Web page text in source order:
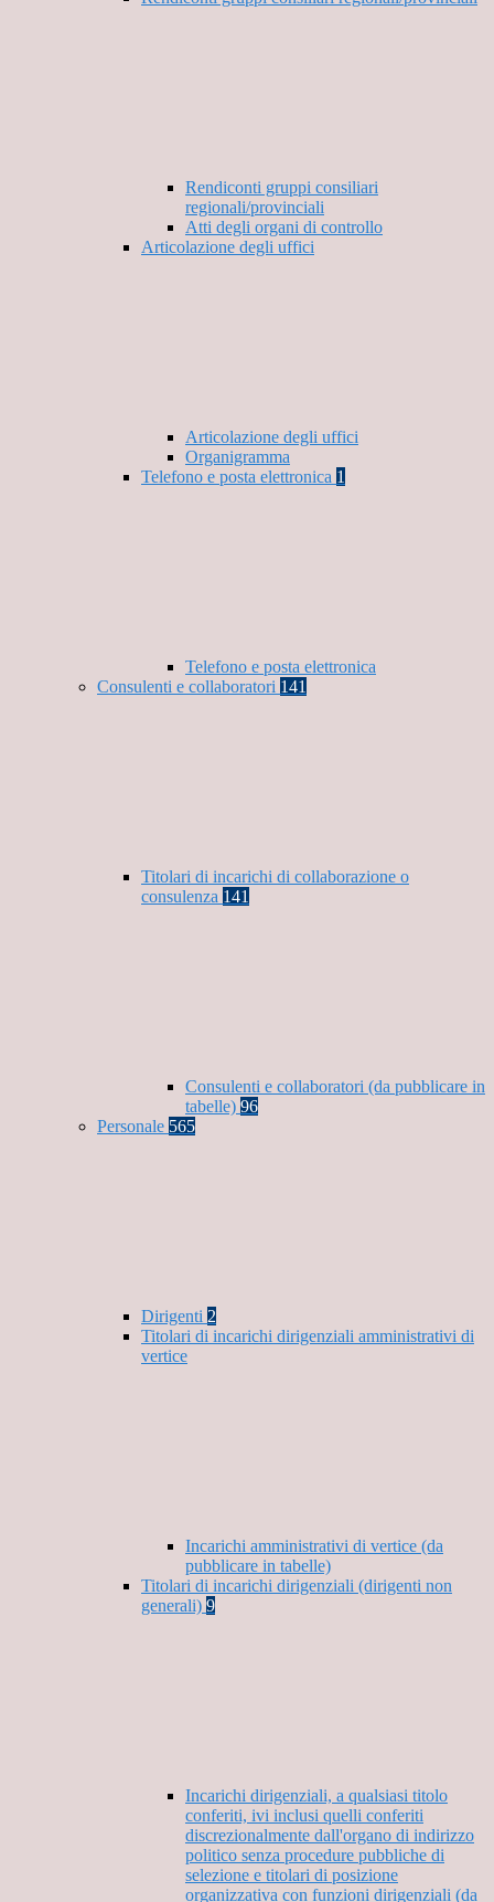
Rendiconti gruppi consiliari
regionali/provinciali
Atti degli organi di controllo
Articolazione degli uffici
Articolazione degli uffici
Organigramma
Telefono e posta elettronica 1
Telefono e posta elettronica
Consulenti e collaboratori 141
Titolari di incarichi di collaborazione o
consulenza 141
Consulenti e collaboratori (da pubblicare in
tabelle) 96
Personale 565
Dirigenti 2
Titolari di incarichi dirigenziali amministrativi di
vertice
Incarichi amministrativi di vertice (da
pubblicare in tabelle)
Titolari di incarichi dirigenziali (dirigenti non
generali) 9
Incarichi dirigenziali, a qualsiasi titolo
conferiti, ivi inclusi quelli conferiti
discrezionalmente dall'organo di indirizzo
politico senza procedure pubbliche di
selezione e titolari di posizione
organizzativa con funzioni dirigenziali (da